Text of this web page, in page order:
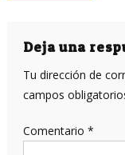
entradas
Deja una
Tu dirección de
campos
Comentario *